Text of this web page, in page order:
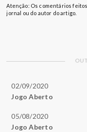
Atenção: Os comentários
jornal ou do autor do artigo.
02/09/2020
Jogo Aberto
05/08/2020
Jogo Aberto